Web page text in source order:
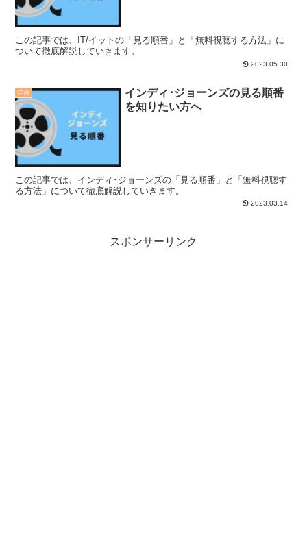
この記事では、IT/イットの「見る順番」と「無料視聴する方法」に
ついて徹底解説していきます。
2023.05.30
洋画
インディ･ジョーンズの見る順番
を知りたい方へ
この記事では、インディ･ジョーンズの「見る順番」と「無料視聴す
る方法」について徹底解説していきます。
2023.03.14
スポンサーリンク